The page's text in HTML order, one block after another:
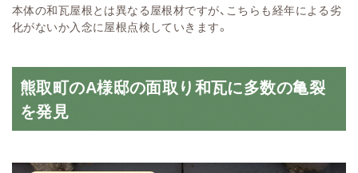
本体の和瓦屋根とは異なる屋根材ですが、こちらも経年による劣
化がないか入念に屋根点検していきます。
熊取町のA様邸の面取り和瓦に多数の亀裂
を発見